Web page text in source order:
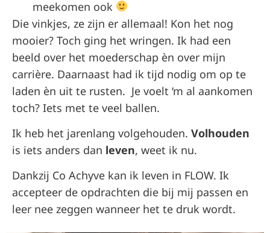
meekomen ook
Die vinkjes, ze zijn er allemaal! Kon het nog
mooier? Toch ging het wringen. Ik had een
beeld over het moederschap èn over mijn
carrière. Daarnaast had ik tijd nodig om op te
laden èn uit te rusten. Je voelt ‘m al aankomen
toch? Iets met te veel ballen.
Ik heb het jarenlang volgehouden. Volhouden
is iets anders dan leven, weet ik nu.
Dankzij Co Achyve kan ik leven in FLOW. Ik
accepteer de opdrachten die bij mij passen en
leer nee zeggen wanneer het te druk wordt.